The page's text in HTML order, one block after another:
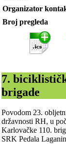
Organizator
Broj pregleda
7.
brigade
Povodom 23.
državnosti RH, u
Karlovačke 110.
SRK Pedala